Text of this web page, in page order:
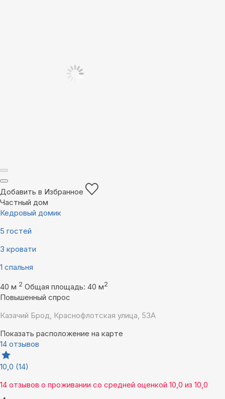
Добавить в Избранное
Частный дом
Кедровый домик
5 гостей
3 кровати
1 спальня
40 м 2 Общая площадь: 40 м2
Повышенный спрос
Казачий Брод, Краснофлотская улица, 53А
Показать расположение на карте
14 отзывов
10,0 (14)
14 отзывов о проживании со средней оценкой 10,0 из 10,0